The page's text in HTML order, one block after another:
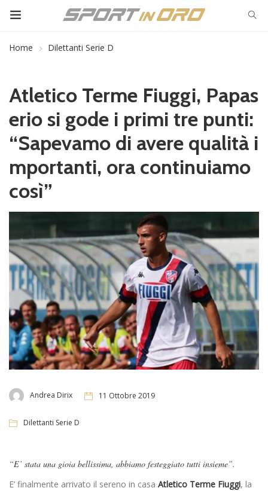
Home Dilettanti Serie D
Atletico Terme Fiuggi, Papas
erio si gode i primi tre punti:
“Sapevamo di avere qualità i
mportanti, ora continuiamo
così”
Andrea Dirix 11 Ottobre 2019
Dilettanti Serie D
“E’ stata una gioia bellissima, abbiamo festeggiato tutti insieme”.
E’ finalmente arrivato il sereno in casa Atletico Terme Fiuggi, la